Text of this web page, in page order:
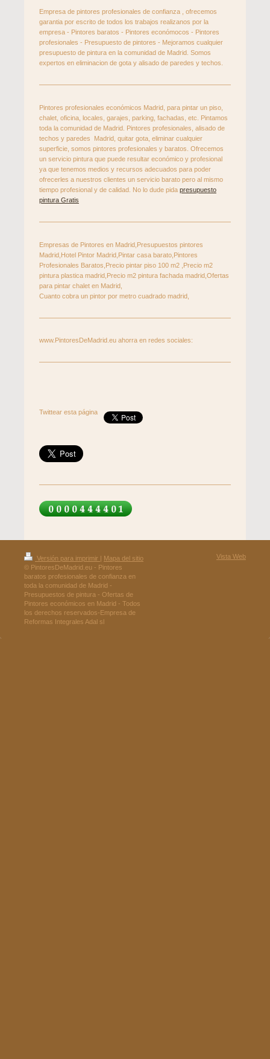
Empresa de pintores profesionales de confianza , ofrecemos
garantia por escrito de todos los trabajos realizanos por la
empresa - Pintores baratos - Pintores económocos - Pintores
profesionales - Presupuesto de pintores - Mejoramos cualquier
presupuesto de pintura en la comunidad de Madrid. Somos
expertos en eliminacion de gota y alisado de paredes y techos.
Pintores profesionales económicos Madrid, para pintar un piso,
chalet, oficina, locales, garajes, parking, fachadas, etc. Pintamos
toda la comunidad de Madrid. Pintores profesionales, alisado de
techos y paredes Madrid, quitar gota, eliminar cualquier
superficie, somos pintores profesionales y baratos. Ofrecemos
un servicio pintura que puede resultar económico y profesional
ya que tenemos medios y recursos adecuados para poder
ofrecerles a nuestros clientes un servicio barato pero al mismo
tiempo profesional y de calidad. No lo dude pida presupuesto
pintura Gratis
Empresas de Pintores en Madrid,Presupuestos pintores
Madrid,Hotel Pintor Madrid,Pintar casa barato,Pintores
Profesionales Baratos,Precio pintar piso 100 m2 ,Precio m2
pintura plastica madrid,Precio m2 pintura fachada madrid,Ofertas
para pintar chalet en Madrid,
Cuanto cobra un pintor por metro cuadrado madrid,
www.PintoresDeMadrid.eu ahorra en redes sociales:
Twittear esta página
Versión para imprimir
Mapa del sitio
© PintoresDeMadrid.eu - Pintores
baratos profesionales de confianza en
toda la comunidad de Madrid -
Presupuestos de pintura - Ofertas de
Pintores económicos en Madrid - Todos
los derechos reservados-Empresa de
Reformas Integrales Adal sl
Vista Web